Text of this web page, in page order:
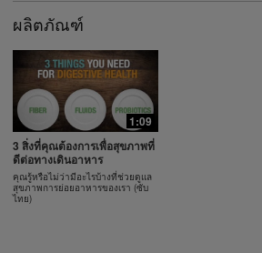
ผู้เข้าร่วมในทั้งสองกลุ่มสามารถควบคุมน้ำหนั
บคุมน้ำหนักในภูมิภาคที่คุณดำเนินธุรกิจอยู่ โปร
กษาแพทย์ของตนเองก่อนเริ่มโปรแกรมควบคุม
ลและการควบคุมน้ำหนักเมื่อใช้เป็นส่วนหนึ่งร่ว
ดของเฮอร์บาไลฟ์อาจเหมาะที่จะนำมาใช้ทด
ถูกนำมาใช้ทดแทนการรับประทานอาหารทั้งห
งพออย่างน้อยหนึ่งมื้อ
าะในคลังวิดีโอของเฮอร์บาไลฟ์เท่านั้น ซึ่งเป็
ชั่นแนล ออฟ อเมริกา อิงค์ คุณสามารถรับชมวิ
ำและเผยแพร่วิดีโอในรูปแบบที่ครบถ้วนเพื่อวัต
ภัณฑ์เฮอร์บาไลฟ์เท่านั้น อย่างไรก็ตาม คุณไม่ส
0:30
ออกกำลังกายไปกับท่า Body
Band Burn
ท่าบริหารร่างกายที่คุณทำตามได้
ผลิตภัณฑ์
1:09
3 สิ่งที่คุณต้องการเพื่อสุขภาพที่
ดีต่อทางเดินอาหาร
คุณรู้หรือไม่ว่ามีอะไรบ้างที่ช่วยดูแล
สุขภาพการย่อยอาหารของเรา (ซับ
ไทย)